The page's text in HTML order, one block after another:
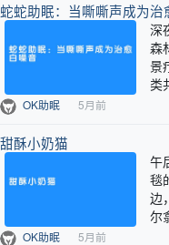
蛇蛇助眠：当嘶嘶声成为治
深
森
景
类
OK助眠 5月前
甜酥小奶猫
午
毯
边
尔
OK助眠 5月前